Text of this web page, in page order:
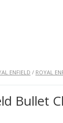
ENFIELD / ROYAL
Bullet